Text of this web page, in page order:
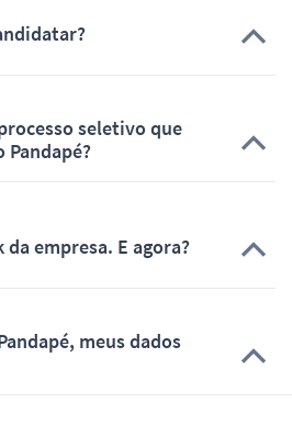
seletivo que
empresa. E agora?
meus dados